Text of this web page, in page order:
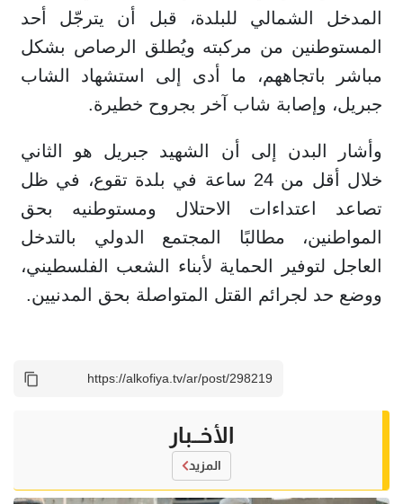
المدخل الشمالي للبلدة، قبل أن يترجّل أحد
المستوطنين من مركبته ويُطلق الرصاص بشكل
مباشر باتجاههم، ما أدى إلى استشهاد الشاب
جبريل، وإصابة شاب آخر بجروح خطيرة.
وأشار البدن إلى أن الشهيد جبريل هو الثاني
خلال أقل من 24 ساعة في بلدة تقوع، في ظل
تصاعد اعتداءات الاحتلال ومستوطنيه بحق
المواطنين، مطالبًا المجتمع الدولي بالتدخل
العاجل لتوفير الحماية لأبناء الشعب الفلسطيني،
ووضع حد لجرائم القتل المتواصلة بحق المدنيين.
الأخــبار
المزيد